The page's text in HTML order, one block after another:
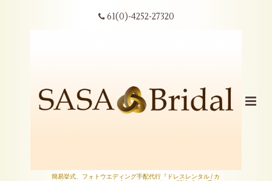
61(0)-4252-27320
簡易挙式、フォトウエディング手配代行『ドレスレンタル / カ